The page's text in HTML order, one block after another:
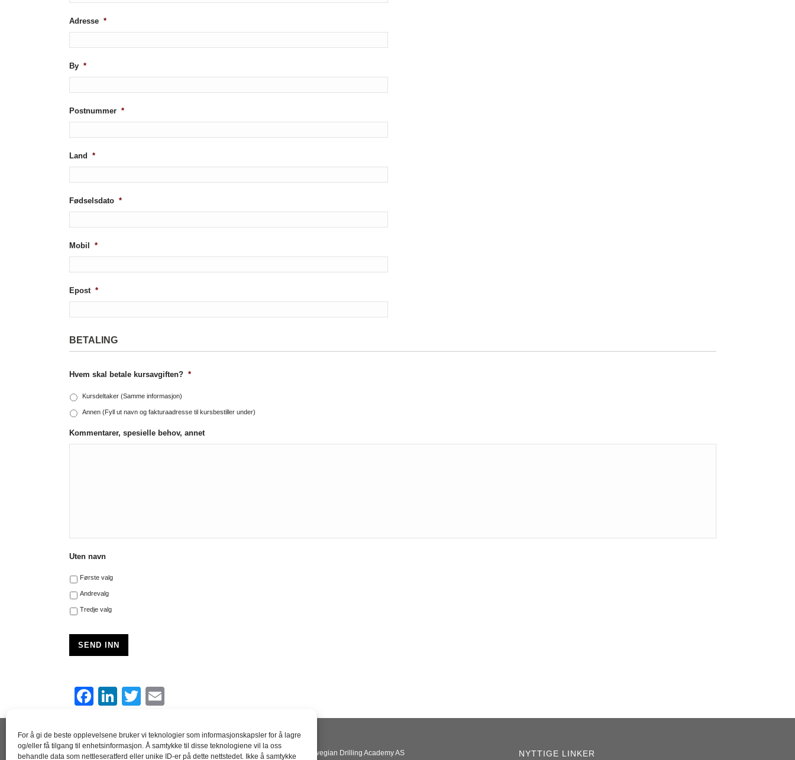
For å gi de beste opplevelsene bruker vi teknologier som informasjonskapsler for å lagre
og/eller få tilgang til enhetsinformasjon. Å samtykke til disse teknologiene vil la oss
behandle data som nettleseratferd eller unike ID-er på dette nettstedet. Ikke å samtykke
Adresse *
By *
Postnummer *
Land *
Fødselsdato *
Mobil *
Epost *
BETALING
Hvem skal betale kursavgiften? *
Kursdeltaker (Samme informasjon)
Annen (Fyll ut navn og fakturaadresse til kursbestiller under)
Kommentarer, spesielle behov, annet
Uten navn
Første valg
Andrevalg
Tredje valg
SEND INN
F
c
e
Li
k
e
T
tt
er
ail
Norwegian Drilling Academy AS NYTTIGE LINKER